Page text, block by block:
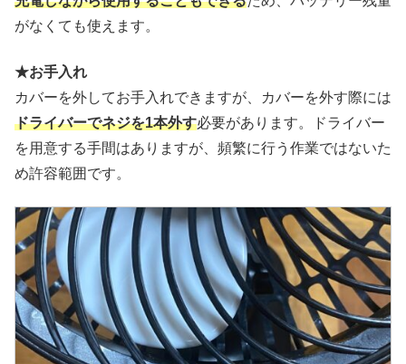
がなくても使えます。
★お手入れ
カバーを外してお手入れできますが、カバーを外す際には
ドライバーでネジを1本外す必要があります。ドライバー
を用意する手間はありますが、頻繁に行う作業ではないた
め許容範囲です。